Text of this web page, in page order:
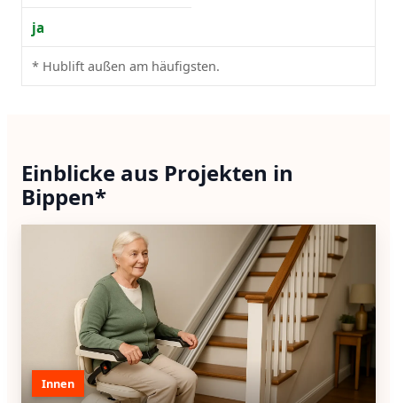
ja
* Hublift außen am häufigsten.
Einblicke aus Projekten in
Bippen*
Innen